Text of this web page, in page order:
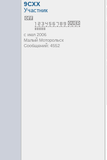
9CXX
Участник
с июл 2006
Малый Моторольск
Сообщений: 4552